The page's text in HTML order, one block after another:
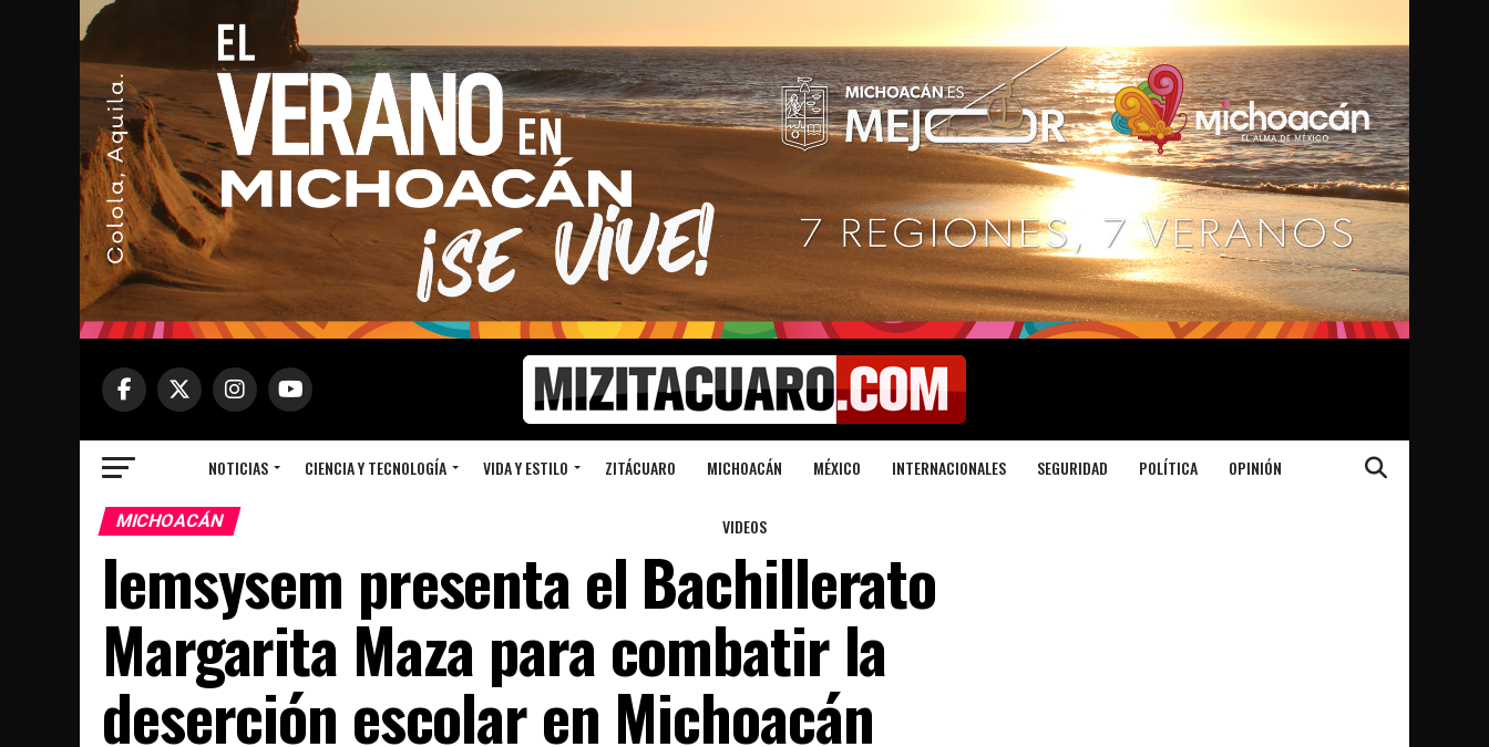
NOTICIAS CIENCIA Y TECNOLOGÍA VIDA Y ESTILO ZITÁCUARO MICHOACÁN MÉXICO INTERNACIONALES SEGURIDAD POLÍTICA OPINIÓN
VIDEOS
MICHOACÁN
Iemsysem presenta el Bachillerato
Margarita Maza para combatir la
deserción escolar en Michoacán